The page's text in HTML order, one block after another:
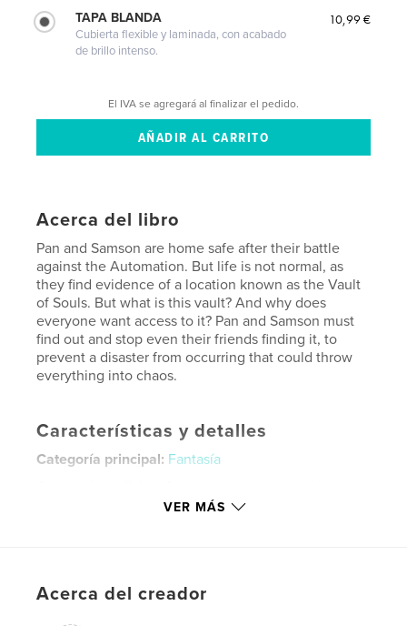
TAPA BLANDA
Cubierta flexible y laminada, con acabado
de brillo intenso.
10,99 €
El IVA se agregará al finalizar el pedido.
Acerca del libro
Pan and Samson are home safe after their battle
against the Automation. But life is not normal, as
they find evidence of a location known as the Vault
of Souls. But what is this vault? And why does
everyone want access to it? Pan and Samson must
find out and stop even their friends finding it, to
prevent a disaster from occurring that could throw
everything into chaos.
Características y detalles
Categoría principal: Fantasía
Tapa blanda: 9781714984664
VER MÁS
Acerca del creador